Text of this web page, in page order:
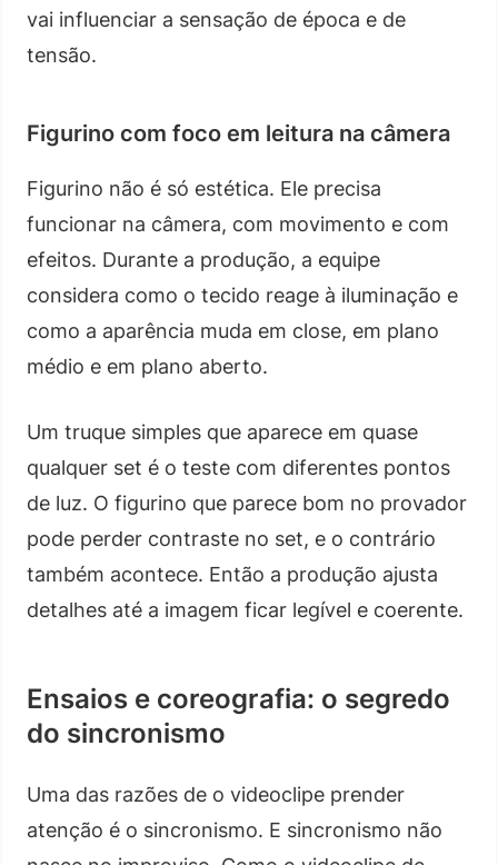
vai influenciar a sensação de época e de
tensão.
Figurino com foco em leitura na câmera
Figurino não é só estética. Ele precisa
funcionar na câmera, com movimento e com
efeitos. Durante a produção, a equipe
considera como o tecido reage à iluminação e
como a aparência muda em close, em plano
médio e em plano aberto.
Um truque simples que aparece em quase
qualquer set é o teste com diferentes pontos
de luz. O figurino que parece bom no provador
pode perder contraste no set, e o contrário
também acontece. Então a produção ajusta
detalhes até a imagem ficar legível e coerente.
Ensaios e coreografia: o segredo
do sincronismo
Uma das razões de o videoclipe prender
atenção é o sincronismo. E sincronismo não